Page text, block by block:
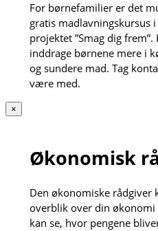
For børnefamilier er det
gratis madlavningskursus
projektet ”Smag dig
inddrage børnene mere i
og sundere mad. Tag
være med.
×
Økonomisk
Den økonomiske rådgiver
overblik over din
kan se, hvor pengene